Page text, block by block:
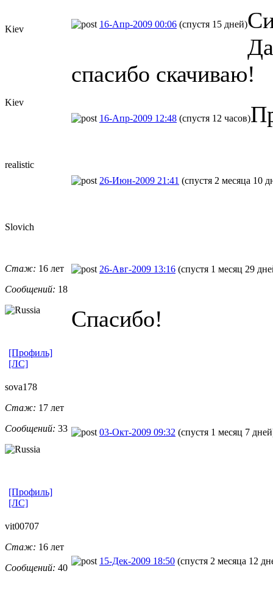
Kiev 16-Апр-2009 00:06 (спустя 15 дней)
спасибо скачиваю!
Kiev
16-Апр-2009 12:48 (спустя 12 часов)
realistic
26-Июн-2009 21:41 (спустя 2 месяца 10
Slovich
Стаж: 16 лет
Сообщений: 18
26-Авг-2009 13:16 (спустя 1 месяц 29
Спасибо!
[Профиль]
[ЛС]
sova178
Стаж: 17 лет
Сообщений: 33 03-Окт-2009 09:32 (спустя 1 месяц 7
[Профиль]
[ЛС]
vit00707
Стаж: 16 лет
Сообщений: 40
15-Дек-2009 18:50 (спустя 2 месяца 12